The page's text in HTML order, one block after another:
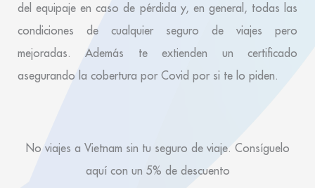
del equipaje en caso de pérdida y, en general, todas las
condiciones de cualquier seguro de viajes pero
mejoradas. Además te extienden un certificado
asegurando la cobertura por Covid por si te lo piden.
No viajes a Vietnam sin tu seguro de viaje. Consíguelo
aquí con un 5% de descuento